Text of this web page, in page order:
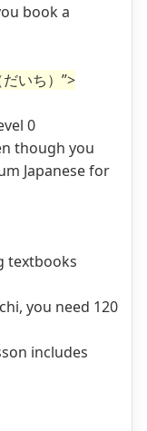
book a
いち）”>
0
though you
Japanese for
textbooks
you need 120
includes